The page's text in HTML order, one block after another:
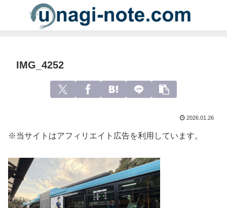
IMG_4252
2026.01.26
※当サイトはアフィリエイト広告を利用しています。